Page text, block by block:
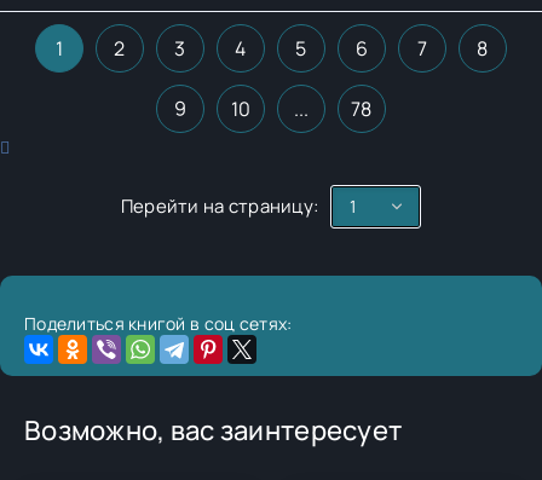
1 2 3 4 5 6 7 8
9 10 ... 78
Перейти на страницу:
Поделиться книгой в соц сетях:
Возможно, вас заинтересует